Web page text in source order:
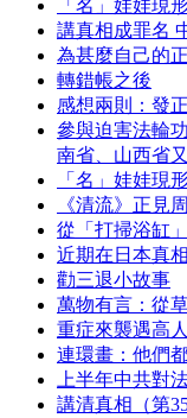
「名」娃娃現
講真相成罪名
為甚麼自己的
轉錯帳之後
感想兩則：發
參與迫害法輪
南省、山西省
「名」娃娃現
《清流》正見
從「打掃浴缸
近期在日本真
勸三退小故事
萬物有言：從
重症來襲遇高
連環畫：他們
上半年中共對
講清真相（第